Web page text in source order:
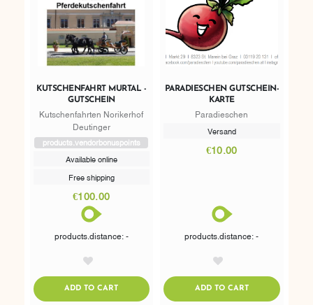
KUTSCHENFAHRT MURTAL -
GUTSCHEIN
Kutschenfahrten Norikerhof
Deutinger
products.vendorbonuspoints
Available online
Free shipping
€100.00
products.distance: -
ADD TO CARTADDTOCART
PARADIESCHEN GUTSCHEIN-
KARTE
Paradieschen
Versand
€10.00
products.distance: -
ADD TO CARTADDTOCART